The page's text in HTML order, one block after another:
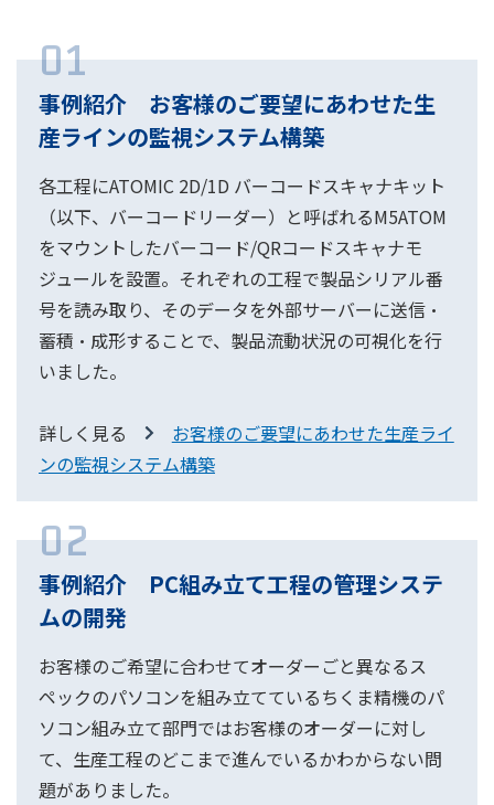
01
事例紹介 お客様のご要望にあわせた生
産ラインの監視システム構築
各工程にATOMIC 2D/1D バーコードスキャナキット
（以下、バーコードリーダー）と呼ばれるM5ATOM
をマウントしたバーコード/QRコードスキャナモ
ジュールを設置。それぞれの工程で製品シリアル番
号を読み取り、そのデータを外部サーバーに送信・
蓄積・成形することで、製品流動状況の可視化を行
いました。
詳しく見る
お客様のご要望にあわせた生産ライ
ンの監視システム構築
02
事例紹介 PC組み立て工程の管理システ
ムの開発
お客様のご希望に合わせてオーダーごと異なるス
ペックのパソコンを組み立てているちくま精機のパ
ソコン組み立て部門ではお客様のオーダーに対し
て、生産工程のどこまで進んでいるかわからない問
題がありました。